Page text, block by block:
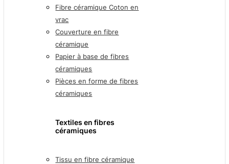
Fibre céramique Coton en
vrac
Couverture en fibre
céramique
Papier à base de fibres
céramiques
Pièces en forme de fibres
céramiques
Textiles en fibres
céramiques
Tissu en fibre céramique